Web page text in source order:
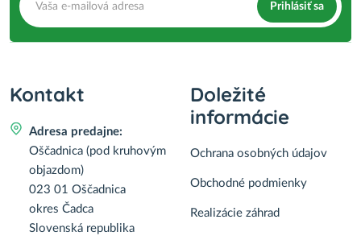
Prihlásiť sa
Kontakt
Adresa predajne:
Oščadnica (pod kruhovým
objazdom)
023 01 Oščadnica
okres Čadca
Slovenská republika
Doležité
informácie
Ochrana osobných údajov
Obchodné podmienky
Realizácie záhrad